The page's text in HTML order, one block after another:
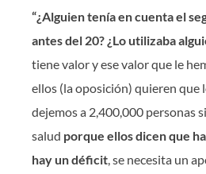
“¿Alguien tenía en cuenta el
antes del 20? ¿Lo utilizaba
tiene valor y ese valor que le
ellos (la oposición) quieren que
dejemos a 2,400,000 personas
salud porque ellos dicen que
hay un déficit , se necesita un